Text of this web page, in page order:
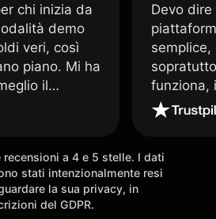
chi inizia da
demo
veri, così
piano. Mi ha
il
a chi parte
Devo
funziona,
Davide e'
spiega
a 4 e 5 stelle. I dati
stati intenzionalmente resi
la sua privacy, in
del GDPR.